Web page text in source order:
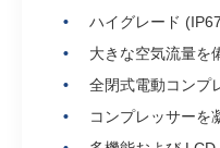
ハイグレード
大きな空気流量を
全閉式電動コンプ
コンプレッサーを